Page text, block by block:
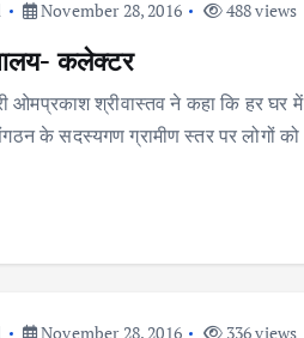
November 28, 2016 488 views
कलेक्टर
ओमप्रकाश श्रीवास्तव ने कहा कि हर घर में
के सदस्यगण ग्रामीण स्तर पर लोगों को
November 28, 2016 336 views